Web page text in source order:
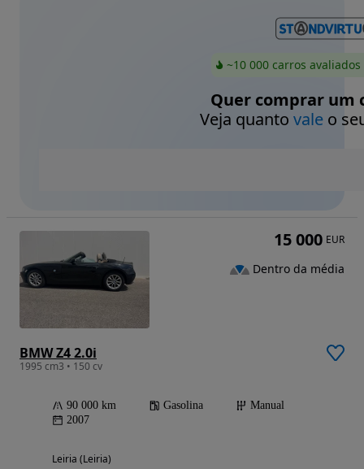
~10 000 carros
Quer comprar um
Veja quanto valeo
BMW Z4 2.0i
1995 cm3 • 150 cv
90 000 km Gasolina
Manual
2007
Leiria (Leiria)
15 000 EUR
Dentro da média